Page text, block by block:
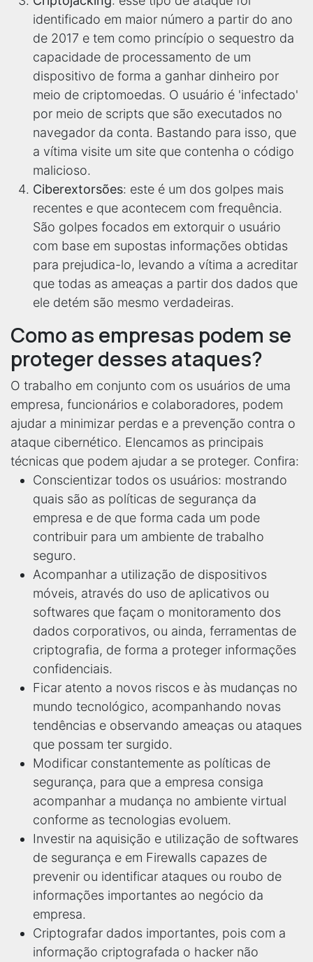
identificado em maior número a partir do ano
de 2017 e tem como princípio o sequestro da
capacidade de processamento de um
dispositivo de forma a ganhar dinheiro por
meio de criptomoedas. O usuário é 'infectado'
por meio de scripts que são executados no
navegador da conta. Bastando para isso, que
a vítima visite um site que contenha o código
malicioso.
Ciberextorsões: este é um dos golpes mais
recentes e que acontecem com frequência.
São golpes focados em extorquir o usuário
com base em supostas informações obtidas
para prejudica-lo, levando a vítima a acreditar
que todas as ameaças a partir dos dados que
ele detém são mesmo verdadeiras.
Como as empresas podem se
proteger desses ataques?
O trabalho em conjunto com os usuários de uma
empresa, funcionários e colaboradores, podem
ajudar a minimizar perdas e a prevenção contra o
ataque cibernético. Elencamos as principais
técnicas que podem ajudar a se proteger. Confira:
Conscientizar todos os usuários: mostrando
quais são as políticas de segurança da
empresa e de que forma cada um pode
contribuir para um ambiente de trabalho
seguro.
Acompanhar a utilização de dispositivos
móveis, através do uso de aplicativos ou
softwares que façam o monitoramento dos
dados corporativos, ou ainda, ferramentas de
criptografia, de forma a proteger informações
confidenciais.
Ficar atento a novos riscos e às mudanças no
mundo tecnológico, acompanhando novas
tendências e observando ameaças ou ataques
que possam ter surgido.
Modificar constantemente as políticas de
segurança, para que a empresa consiga
acompanhar a mudança no ambiente virtual
conforme as tecnologias evoluem.
Investir na aquisição e utilização de softwares
de segurança e em Firewalls capazes de
prevenir ou identificar ataques ou roubo de
informações importantes ao negócio da
empresa.
Criptografar dados importantes, pois com a
informação criptografada o hacker não